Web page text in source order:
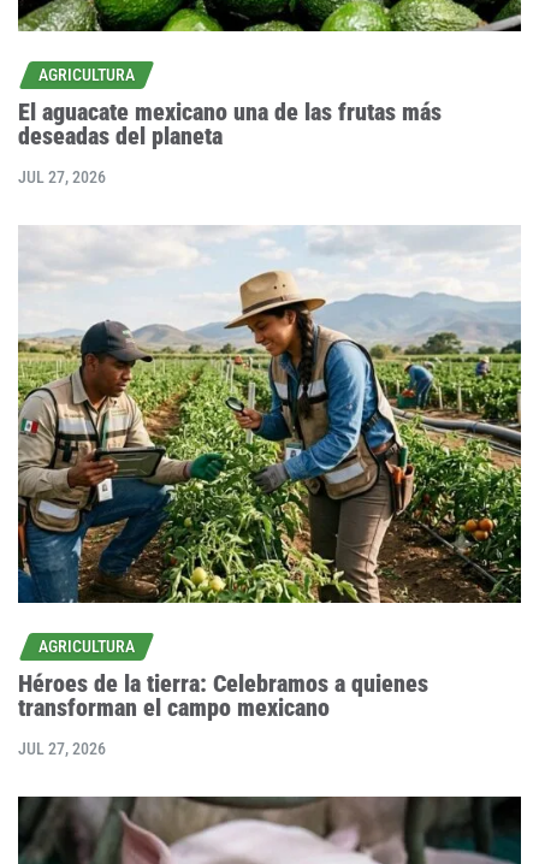
AGRICULTURA
El aguacate mexicano una de las frutas más
deseadas del planeta
JUL 27, 2026
AGRICULTURA
Héroes de la tierra: Celebramos a quienes
transforman el campo mexicano
JUL 27, 2026